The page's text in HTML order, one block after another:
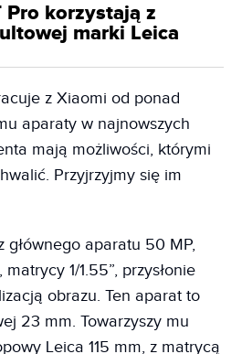
Pro korzystają z
marki Leica
z Xiaomi od ponad
aparaty w najnowszych
mają możliwości, którymi
Przyjrzyjmy się im
głównego aparatu 50 MP,
1/1.55”, przysłonie
obrazu. Ten aparat to
23 mm. Towarzyszy mu
Leica 115 mm, z matrycą